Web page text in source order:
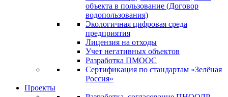
объекта в пользование (Договор
водопользования)
Экологичная цифровая среда
предприятия
Лицензия на отходы
Учет негативных объектов
Разработка ПМООС
Сертификация по стандартам «Зелёная
Россия»
Проекты